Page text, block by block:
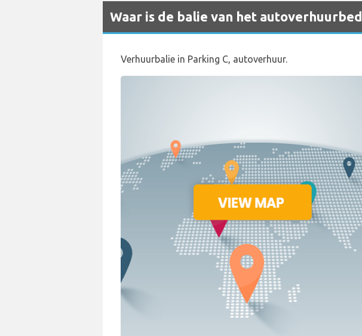
Waar is de balie van het
Verhuurbalie in Parking C, autoverhuur.